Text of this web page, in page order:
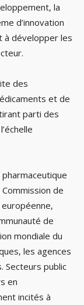
la
d’innovation
à développer les
des
et de
parti des
de
européenne,
de
mondiale du
les agences
Secteurs public
en
incités à